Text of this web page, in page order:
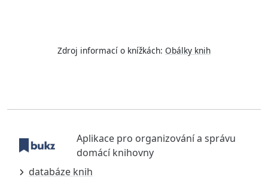
Zdroj informací o knížkách: Obálky knih
Aplikace pro organizování a správu
domácí knihovny
databáze knih